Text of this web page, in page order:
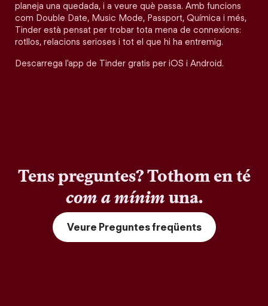
planeja una quedada, i a veure què passa. Amb funcions
com Double Date, Music Mode, Passport, Química i més,
Tinder està pensat per trobar tota mena de connexions:
rotllos, relacions serioses i tot el que hi ha entremig.
Descarrega l'app de Tinder gratis per iOS i Android.
Tens preguntes? Tothom en té
com a mínimuna.
Veure Preguntes freqüents